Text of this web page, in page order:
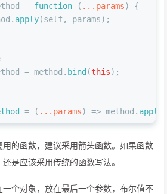
= function ( ...params) {
apply(self, params);
= method. bind(this);
= ( ...params) => method. apply
的函数，建议采用箭头函数。如果函数
是应该采用传统的函数写法。
个对象，放在最后一个参数，布尔值不